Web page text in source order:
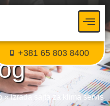
+381 65 803 8400
»izrada sajta za klima servis